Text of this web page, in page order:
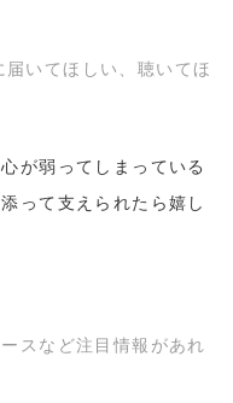
いてほしい、聴いてほ
が弱ってしまっている
って支えられたら嬉し
スなど注目情報があれ